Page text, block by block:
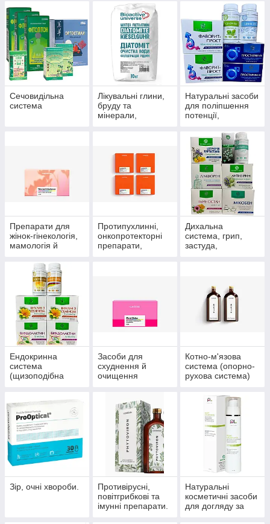
приміщень
Сечовидільна
система
Лікувальні глини,
бруду та
мінерали,
прийняття ванн.
Натуральні засоби
для поліпшення
потенції,
чоловічого
здоров'я
Препарати для
жінок-гінекологія,
мамологія й
Протипухлинні,
онкопротекторні
препарати,
Дихальна
система, грип,
застуда,
Ендокринна
система
(щизоподібна
Засоби для
схуднення й
очищення
Котно-м'язова
система (опорно-
рухова система)
Зір, очні хвороби.
Противірусні,
повітгрибкові та
імунні препарати.
Натуральні
косметичні засоби
для догляду за